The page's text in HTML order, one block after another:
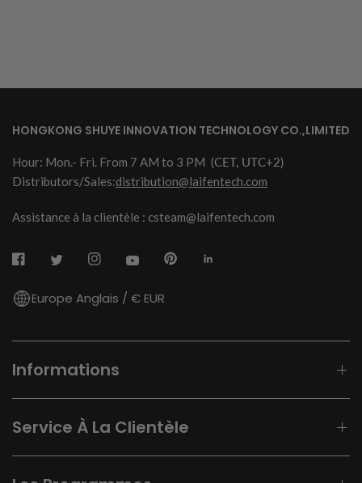
HONGKONG SHUYE INNOVATION TECHNOLOGY CO.,LIMITED
Hour: Mon.- Fri. From 7 AM to 3 PM (CET, UTC+2)
Distributors/Sales:distribution@laifentech.com
Assistance à la clientèle : csteam@laifentech.com
Europe Anglais / € EUR
Informations
Service À La Clientèle